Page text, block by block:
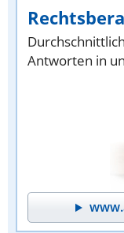
Antworten in